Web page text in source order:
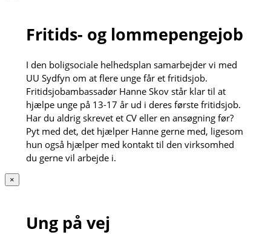
Fritids- og lommepengejob
I den boligsociale helhedsplan samarbejder vi med
UU Sydfyn om at flere unge får et fritidsjob.
Fritidsjobambassadør Hanne Skov står klar til at
hjælpe unge på 13-17 år ud i deres første fritidsjob.
Har du aldrig skrevet et CV eller en ansøgning før?
Pyt med det, det hjælper Hanne gerne med, ligesom
hun også hjælper med kontakt til den virksomhed
du gerne vil arbejde i.
×
Ung på vej